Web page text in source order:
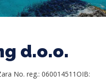
d.o.o.
No. reg.: 060014511OIB: